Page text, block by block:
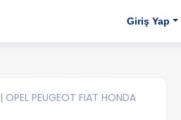
Giriş Yap
| OPEL PEUGEOT FIAT HONDA